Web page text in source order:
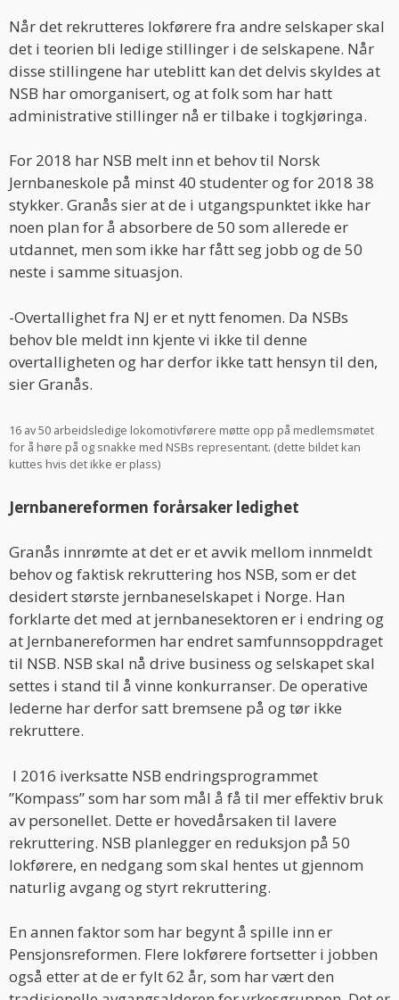
Når det rekrutteres lokførere fra andre selskaper skal
det i teorien bli ledige stillinger i de selskapene. Når
disse stillingene har uteblitt kan det delvis skyldes at
NSB har omorganisert, og at folk som har hatt
administrative stillinger nå er tilbake i togkjøringa.
For 2018 har NSB melt inn et behov til Norsk
Jernbaneskole på minst 40 studenter og for 2018 38
stykker. Granås sier at de i utgangspunktet ikke har
noen plan for å absorbere de 50 som allerede er
utdannet, men som ikke har fått seg jobb og de 50
neste i samme situasjon.
-Overtallighet fra NJ er et nytt fenomen. Da NSBs
behov ble meldt inn kjente vi ikke til denne
overtalligheten og har derfor ikke tatt hensyn til den,
sier Granås.
16 av 50 arbeidsledige lokomotivførere møtte opp på medlemsmøtet
for å høre på og snakke med NSBs representant. (dette bildet kan
kuttes hvis det ikke er plass)
Jernbanereformen forårsaker ledighet
Granås innrømte at det er et avvik mellom innmeldt
behov og faktisk rekruttering hos NSB, som er det
desidert største jernbaneselskapet i Norge. Han
forklarte det med at jernbanesektoren er i endring og
at Jernbanereformen har endret samfunnsoppdraget
til NSB. NSB skal nå drive business og selskapet skal
settes i stand til å vinne konkurranser. De operative
lederne har derfor satt bremsene på og tør ikke
rekruttere.
I 2016 iverksatte NSB endringsprogrammet
”Kompass” som har som mål å få til mer effektiv bruk
av personellet. Dette er hovedårsaken til lavere
rekruttering. NSB planlegger en reduksjon på 50
lokførere, en nedgang som skal hentes ut gjennom
naturlig avgang og styrt rekruttering.
En annen faktor som har begynt å spille inn er
Pensjonsreformen. Flere lokførere fortsetter i jobben
også etter at de er fylt 62 år, som har vært den